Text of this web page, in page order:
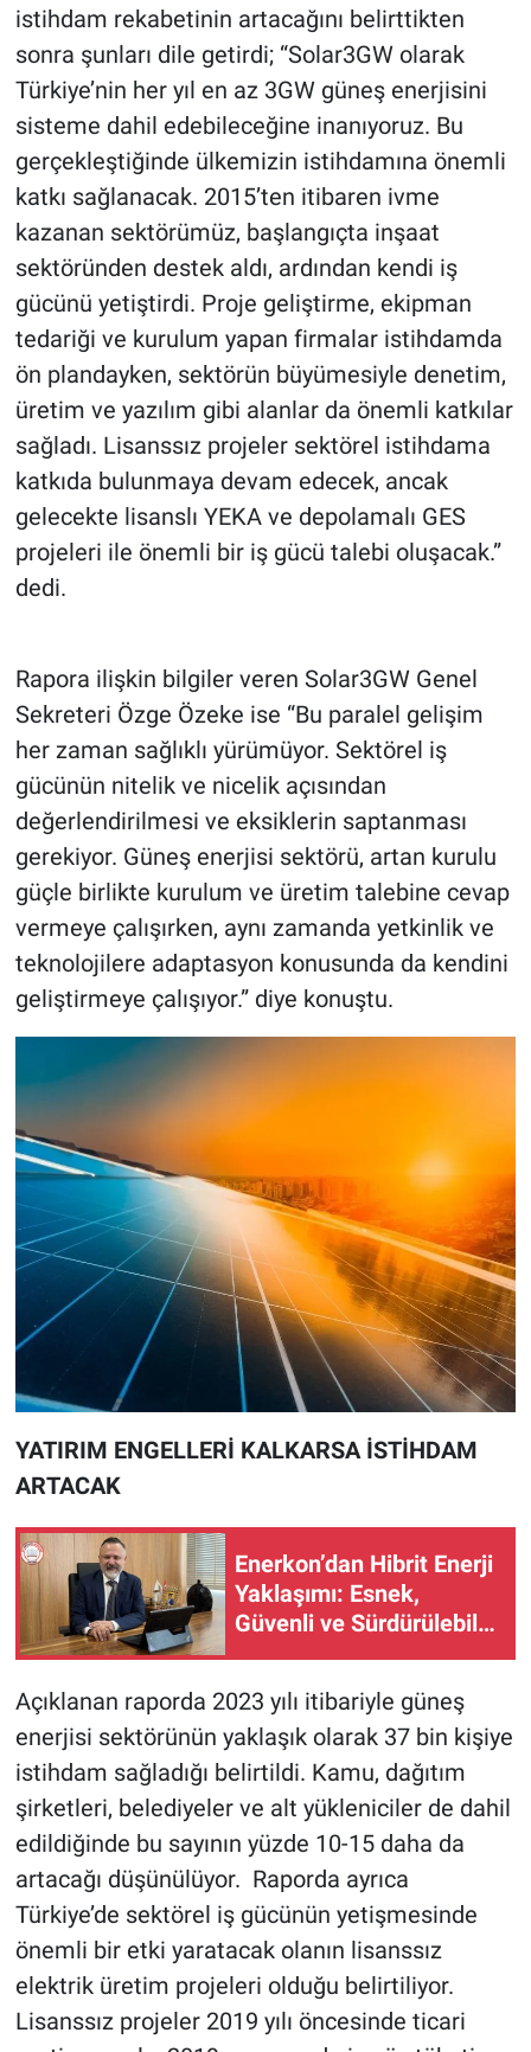
istihdam rekabetinin artacağını belirttikten
sonra şunları dile getirdi; “Solar3GW olarak
Türkiye’nin her yıl en az 3GW güneş enerjisini
sisteme dahil edebileceğine inanıyoruz. Bu
gerçekleştiğinde ülkemizin istihdamına önemli
katkı sağlanacak. 2015’ten itibaren ivme
kazanan sektörümüz, başlangıçta inşaat
sektöründen destek aldı, ardından kendi iş
gücünü yetiştirdi. Proje geliştirme, ekipman
tedariği ve kurulum yapan firmalar istihdamda
ön plandayken, sektörün büyümesiyle denetim,
üretim ve yazılım gibi alanlar da önemli katkılar
sağladı. Lisanssız projeler sektörel istihdama
katkıda bulunmaya devam edecek, ancak
gelecekte lisanslı YEKA ve depolamalı GES
projeleri ile önemli bir iş gücü talebi oluşacak.”
dedi.
Rapora ilişkin bilgiler veren Solar3GW Genel
Sekreteri Özge Özeke ise “Bu paralel gelişim
her zaman sağlıklı yürümüyor. Sektörel iş
gücünün nitelik ve nicelik açısından
değerlendirilmesi ve eksiklerin saptanması
gerekiyor. Güneş enerjisi sektörü, artan kurulu
güçle birlikte kurulum ve üretim talebine cevap
vermeye çalışırken, aynı zamanda yetkinlik ve
teknolojilere adaptasyon konusunda da kendini
geliştirmeye çalışıyor.” diye konuştu.
YATIRIM ENGELLERİ KALKARSA İSTİHDAM
ARTACAK
Enerkon’dan Hibrit Enerji
Yaklaşımı: Esnek,
Güvenli ve Sürdürülebilir
Açıklanan raporda 2023 yılı itibariyle güneş
enerjisi sektörünün yaklaşık olarak 37 bin kişiye
istihdam sağladığı belirtildi. Kamu, dağıtım
şirketleri, belediyeler ve alt yükleniciler de dahil
edildiğinde bu sayının yüzde 10-15 daha da
artacağı düşünülüyor. Raporda ayrıca
Türkiye’de sektörel iş gücünün yetişmesinde
önemli bir etki yaratacak olanın lisanssız
elektrik üretim projeleri olduğu belirtiliyor.
Lisanssız projeler 2019 yılı öncesinde ticari